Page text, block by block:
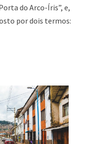
do Arco-Íris”, e,
por dois termos: